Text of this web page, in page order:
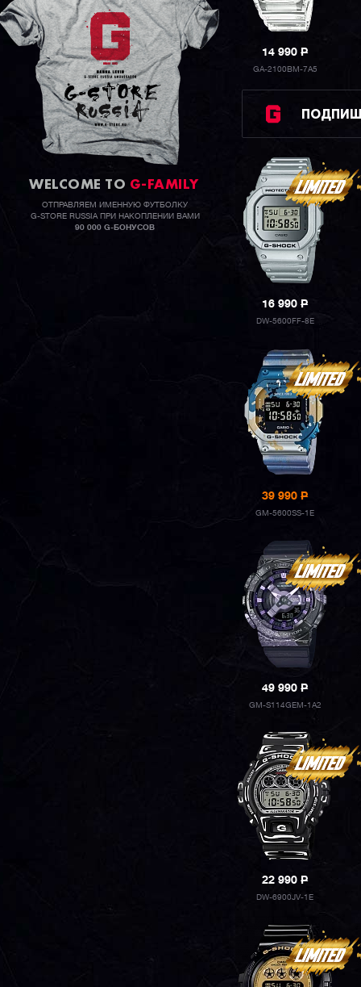
WELCOME TO G-FAMILY
ОТПРАВЛЯЕМ ИМЕННУЮ ФУТБОЛКУ
G-STORE RUSSIA ПРИ НАКОПЛЕНИИ ВАМИ
90 000 G-БОНУСОВ
14 990P
GA-2100BM-7A5
16 990P
DW-5600FF-8E
39 990P
GM-5600SS-1E
49 990P
GM-S114GEM-1A2
22 990P
DW-6900JV-1E